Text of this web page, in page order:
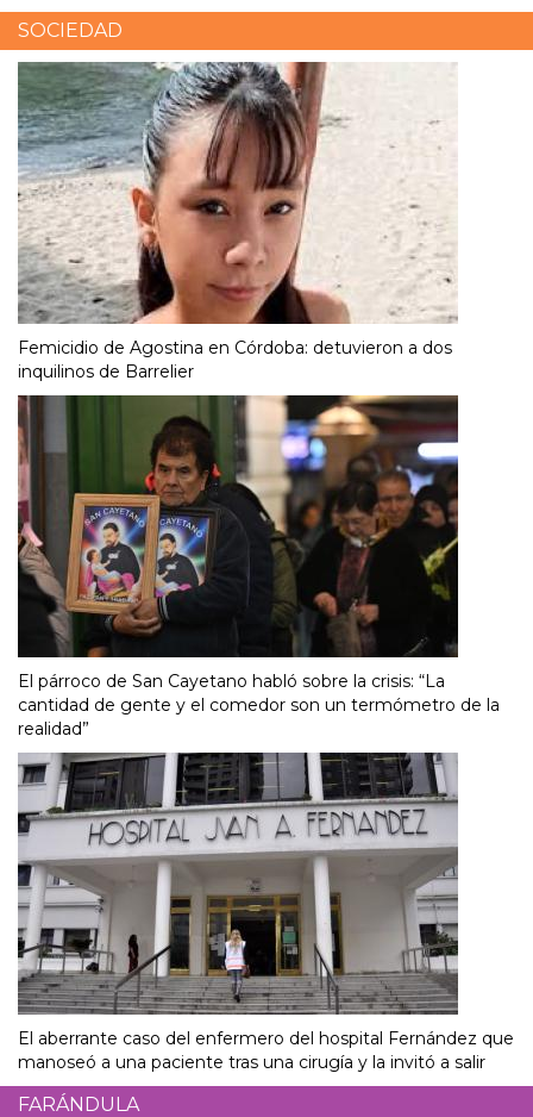
SOCIEDAD
Femicidio de Agostina en Córdoba: detuvieron a dos
inquilinos de Barrelier
El párroco de San Cayetano habló sobre la crisis: “La
cantidad de gente y el comedor son un termómetro de la
realidad”
El aberrante caso del enfermero del hospital Fernández que
manoseó a una paciente tras una cirugía y la invitó a salir
FARÁNDULA